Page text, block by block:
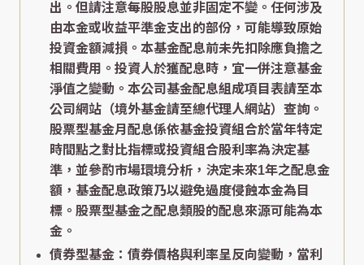
出。但請注意每股股息並非固定不變。任何涉及
由本金或收益平準金支出的部份，可能導致原始
投資金額減損。本基金配息前未先扣除應負擔之
相關費用。投資人於獲配息時，宜一併注意基金
淨值之變動。本公司基金配息組成項目表請至本
公司網站（境外基金請至總代理人網站）查詢。
股票型基金月配息係依基金投資組合於當年特定
時間點之對比指標或投資組合股利率為決定基
準，並參酌市場環境分析，決定未來1年之配息金
額，基金配息政策乃以避免過度侵蝕本金為目
標。股票型基金之配息類股的配息來源可能為本
金。
債券型基金：債券價格與利率呈反向變動，當利